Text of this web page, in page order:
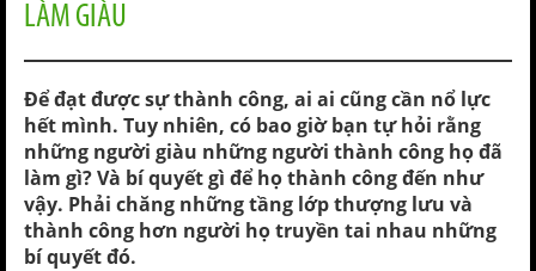
LÀM GIÀU
Để đạt được sự thành công, ai ai cũng cần nổ lực
hết mình. Tuy nhiên, có bao giờ bạn tự hỏi rằng
những người giàu những người thành công họ đã
làm gì? Và bí quyết gì để họ thành công đến như
vậy. Phải chăng những tầng lớp thượng lưu và
thành công hơn người họ truyền tai nhau những
bí quyết đó.